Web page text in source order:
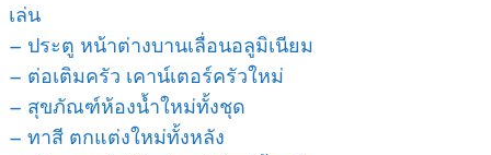
เล่น
– ประตู หน้าต่างบานเลื่อนอลูมิเนียม
– ต่อเติมครัว เคาน์เตอร์ครัวใหม่
– สุขภัณฑ์ห้องน้ำใหม่ทั้งชุด
– ทาสี ตกแต่งใหม่ทั้งหลัง